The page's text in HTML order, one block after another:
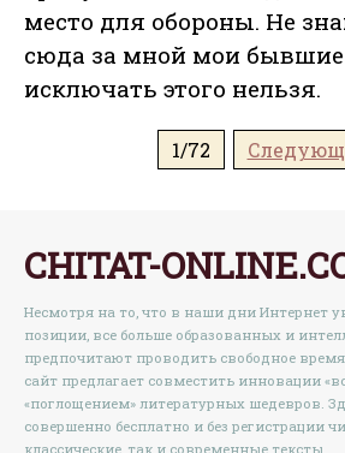
место для обороны. Не
сюда за мной мои
исключать этого нельзя.
1/72
CHITAT-
Несмотря на то, что в наши дни Интернет
позиции, все больше образованных и
предпочитают проводить свободное
сайт предлагает совместить инновации
«поглощением» литературных шедевров.
совершенно бесплатно и без регистрации
классические, так и современные тексты.